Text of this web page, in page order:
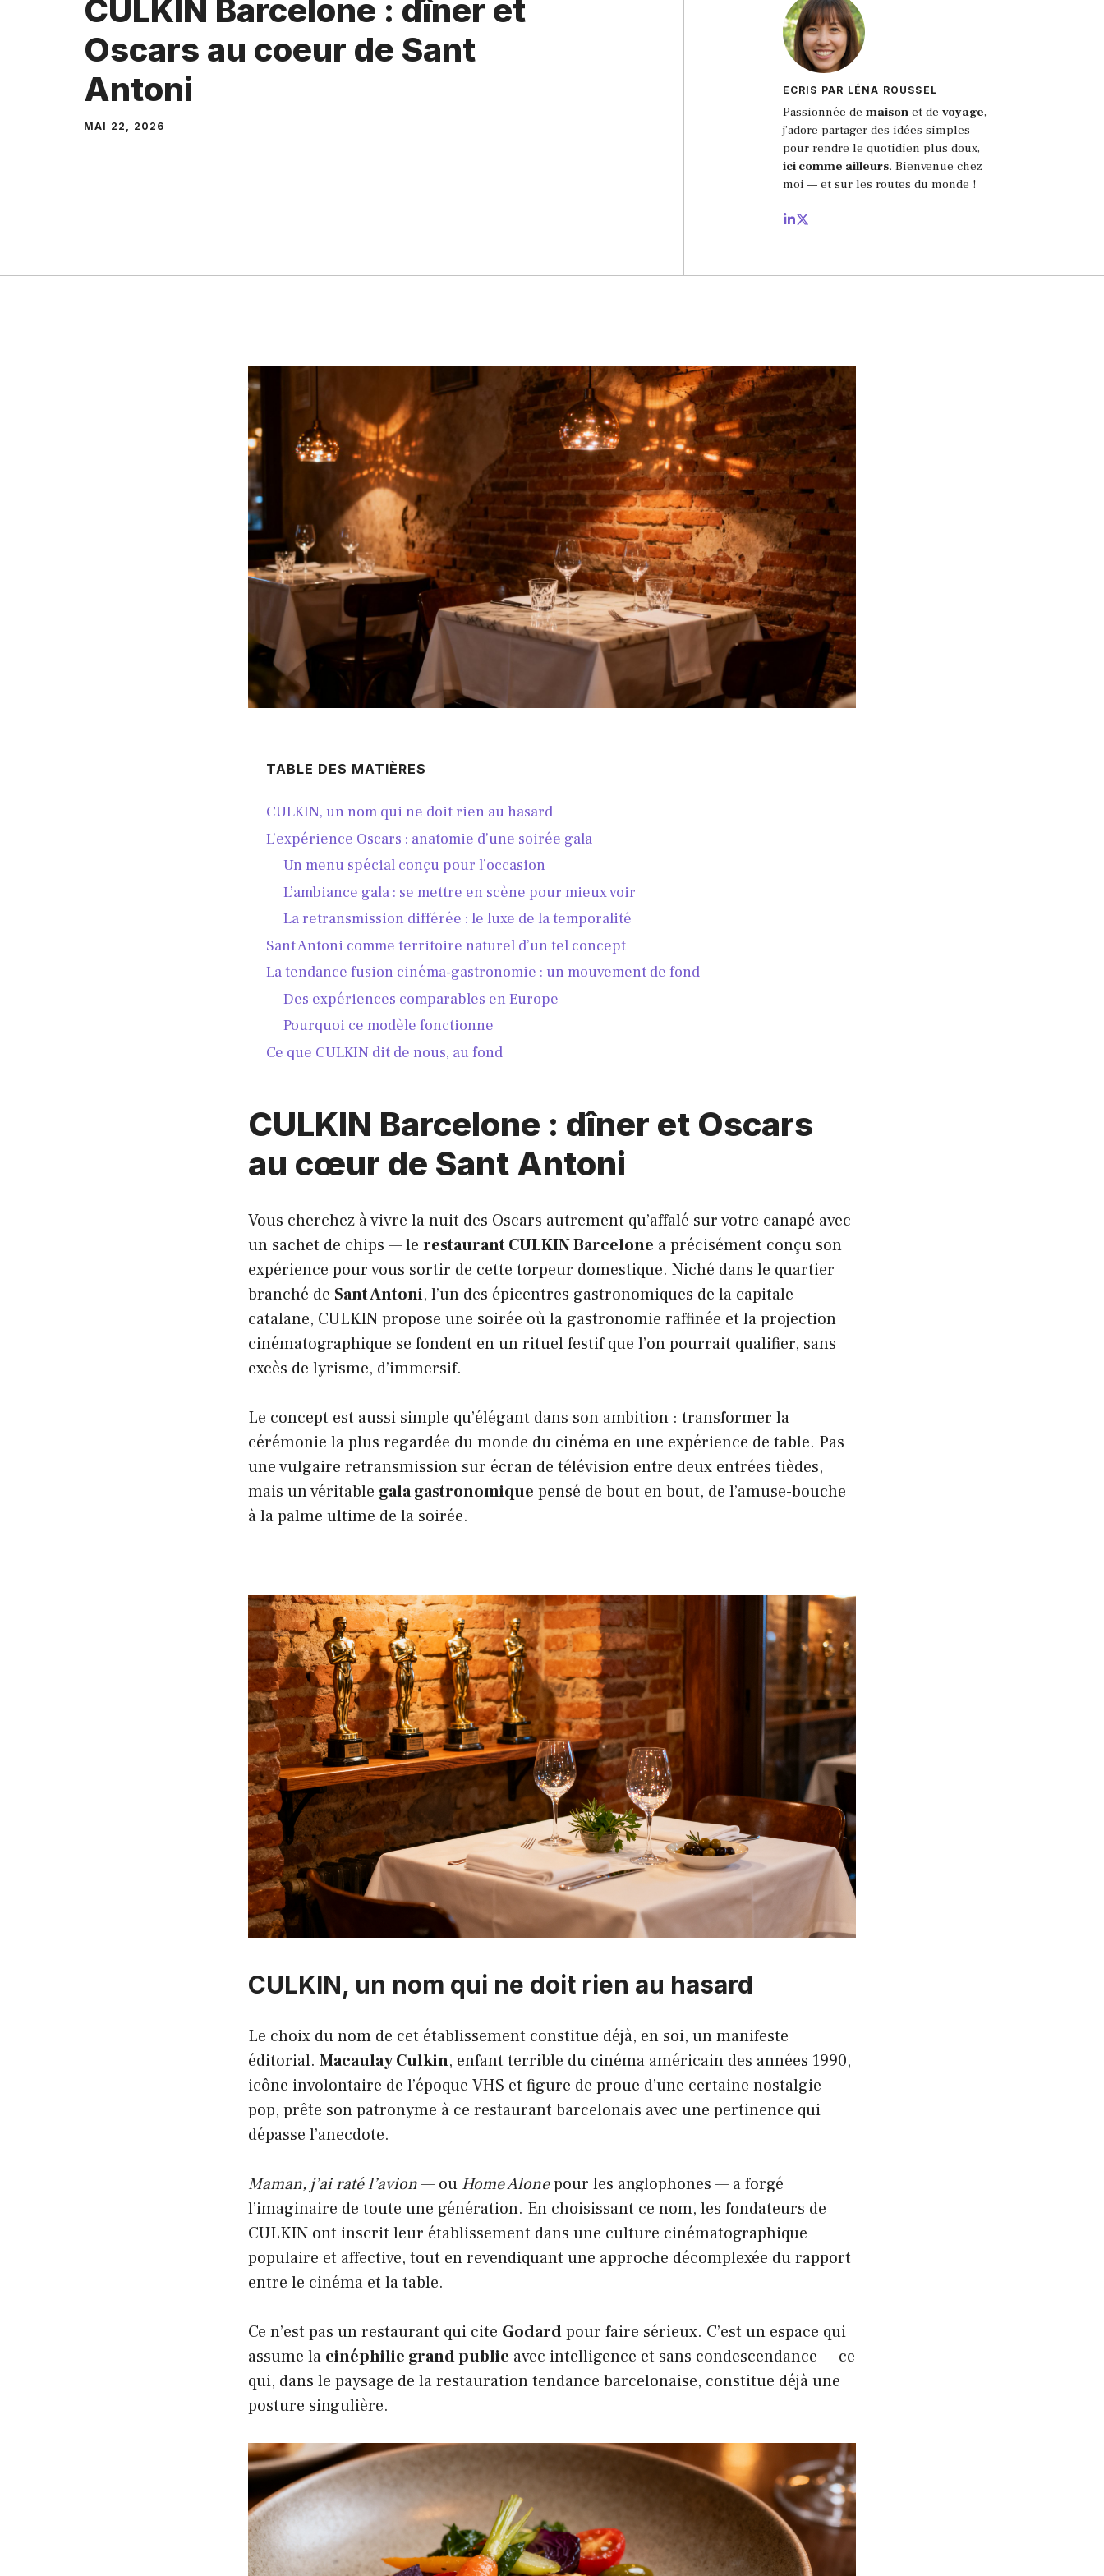
CULKIN Barcelone : dîner et
Oscars au coeur de Sant
Antoni
MAI 22, 2026
ECRIS PAR LÉNA ROUSSEL
Passionnée de maisonet de voyage,
j’adore partager des idées simples
pour rendre le quotidien plus doux,
ici comme ailleurs. Bienvenue chez
moi — et sur les routes du monde !
TABLE DES MATIÈRES
CULKIN, un nom qui ne doit rien au hasard
L’expérience Oscars : anatomie d’une soirée gala
Un menu spécial conçu pour l’occasion
L’ambiance gala : se mettre en scène pour mieux voir
La retransmission différée : le luxe de la temporalité
Sant Antoni comme territoire naturel d’un tel concept
La tendance fusion cinéma-gastronomie : un mouvement de fond
Des expériences comparables en Europe
Pourquoi ce modèle fonctionne
Ce que CULKIN dit de nous, au fond
CULKIN Barcelone : dîner et Oscars
au cœur de Sant Antoni
Vous cherchez à vivre la nuit des Oscars autrement qu’affalé sur votre canapé avec
un sachet de chips — le restaurant CULKIN Barcelone a précisément conçu son
expérience pour vous sortir de cette torpeur domestique. Niché dans le quartier
branché de Sant Antoni, l’un des épicentres gastronomiques de la capitale
catalane, CULKIN propose une soirée où la gastronomie raffinée et la projection
cinématographique se fondent en un rituel festif que l’on pourrait qualifier, sans
excès de lyrisme, d’immersif.
Le concept est aussi simple qu’élégant dans son ambition : transformer la
cérémonie la plus regardée du monde du cinéma en une expérience de table. Pas
une vulgaire retransmission sur écran de télévision entre deux entrées tièdes,
mais un véritable gala gastronomique pensé de bout en bout, de l’amuse-bouche
à la palme ultime de la soirée.
CULKIN, un nom qui ne doit rien au hasard
Le choix du nom de cet établissement constitue déjà, en soi, un manifeste
éditorial. Macaulay Culkin, enfant terrible du cinéma américain des années 1990,
icône involontaire de l’époque VHS et figure de proue d’une certaine nostalgie
pop, prête son patronyme à ce restaurant barcelonais avec une pertinence qui
dépasse l’anecdote.
Maman, j’ai raté l’avion— ou Home Alonepour les anglophones — a forgé
l’imaginaire de toute une génération. En choisissant ce nom, les fondateurs de
CULKIN ont inscrit leur établissement dans une culture cinématographique
populaire et affective, tout en revendiquant une approche décomplexée du rapport
entre le cinéma et la table.
Ce n’est pas un restaurant qui cite Godardpour faire sérieux. C’est un espace qui
assume la cinéphilie grand public avec intelligence et sans condescendance — ce
qui, dans le paysage de la restauration tendance barcelonaise, constitue déjà une
posture singulière.